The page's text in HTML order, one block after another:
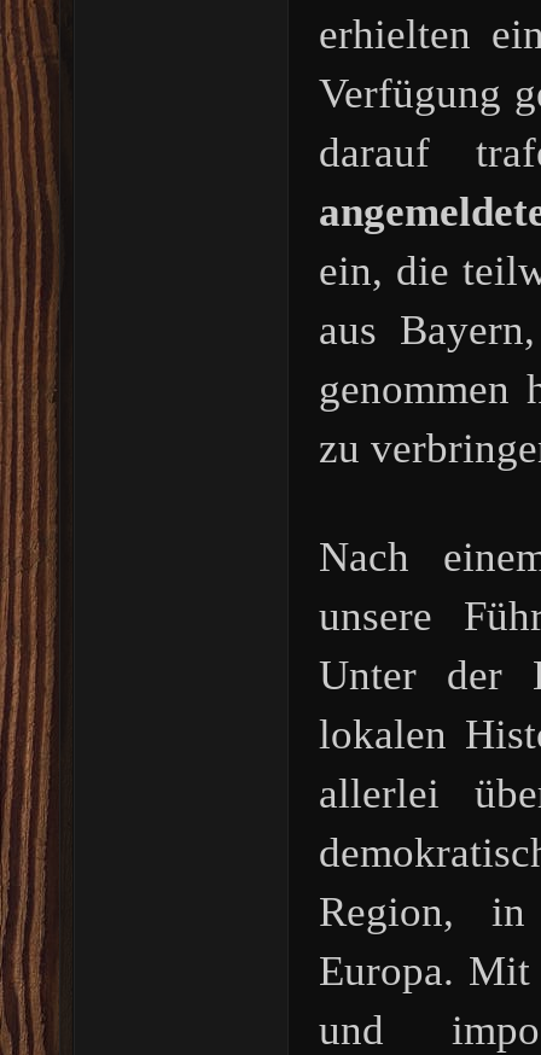
erhielten
Verfügung
darauf
ein, die
aus
genommen
zu
Nach
unsere
Unter der
lokalen
allerlei
Region,
Europa. Mit
und